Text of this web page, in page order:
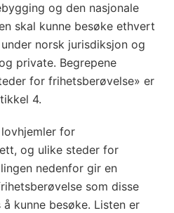
n
e
s
k
g
l
og den nasjonale
skal kunne besøke ethvert
norsk jurisdiksjon og
private. Begrepene
for frihetsberøvelse» er
4.
for
og ulike steder for
nedenfor gir en
som disse
kunne besøke. Listen er